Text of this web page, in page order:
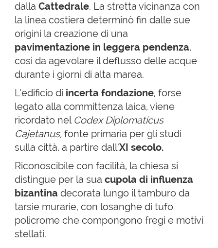
dalla Cattedrale. La stretta vicinanza con
la linea costiera determinò fin dalle sue
origini la creazione di una
pavimentazione in leggera pendenza,
così da agevolare il deflusso delle acque
durante i giorni di alta marea.
L’edificio di incerta fondazione, forse
legato alla committenza laica, viene
ricordato nel Codex Diplomaticus
Cajetanus, fonte primaria per gli studi
sulla città, a partire dall’XI secolo.
Riconoscibile con facilità, la chiesa si
distingue per la sua cupola di influenza
bizantina decorata lungo il tamburo da
tarsie murarie, con losanghe di tufo
policrome che compongono fregi e motivi
stellati.